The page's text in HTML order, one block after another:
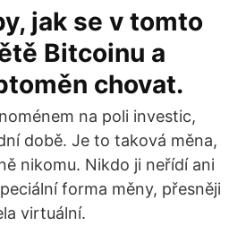
jak se v tomto
Bitcoinu a
chovat.
na poli investic,
době. Je to taková měna,
nikomu. Nikdo ji neřídí ani
forma měny, přesněji
virtuální.